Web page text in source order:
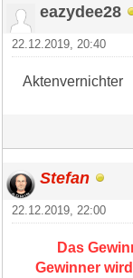
eazydee28
22.12.2019, 20:40
Aktenvernichter
Stefan
22.12.2019, 22:00
Das
Gewinner